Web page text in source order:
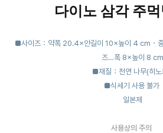
다이노 삼각 주먹
■사이즈：약폭 20.4×안길이 10×높이 4 cm・
즈…폭 8×높이 8 cm
■재질：천연 나무(히노
■식세기 사용 불가
일본제
사용상의 주의